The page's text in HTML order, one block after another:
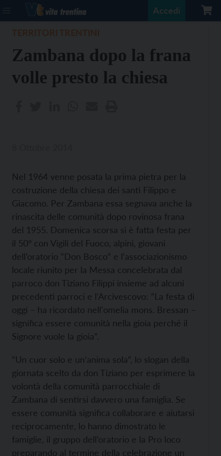
Accedi
Zambana dopo la frana
volle presto la chiesa
Nel 1964 venne posata la prima pietra per la
costruzione della chiesa dei santi Filippo e
Giacomo. Per Zambana essa segnava anche la
rinascita delle comunità dopo rovinosa frana
del 1955. Domenica scorsa si è fatta festa per
il 50° con Vigili del Fuoco, alpini, giovani
dell’oratorio “Don Bosco” e l’associazionismo
locale riunito per la Messa concelebrata dal
parroco don Tiziano Filippi insieme ad alcuni
precedenti parroci e l'Arcivescovo: “La festa di
oggi – ha ricordato nell'omelia mons. Bressan –
significa essere comunità nella gioia perché il
Signore vuole la gioia”.
“Un cuor solo e un’anima sola”, lo slogan della
giornata scelto da don Tiziano per esprimere la
volontà della comunità parrocchiale di
Zambana di sentirsi davvero una famiglia. Se
essere comunità significa collaborare e aiutarsi
reciprocamente, lo hanno dimostrato le
famiglie, il gruppo dell’oratorio e la Pro loco
preparando al termine della celebrazione un